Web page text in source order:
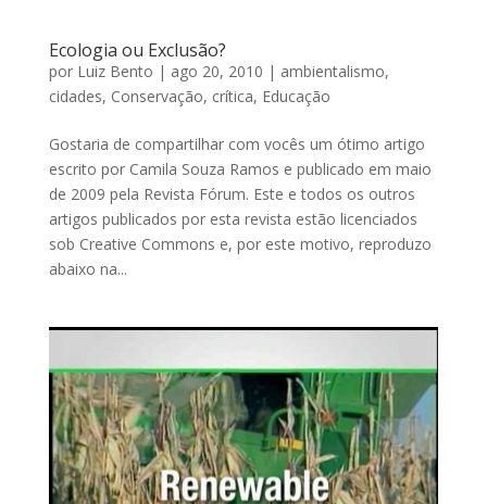
Ecologia ou Exclusão?
por Luiz Bento | ago 20, 2010 | ambientalismo,
cidades, Conservação, crítica, Educação
Gostaria de compartilhar com vocês um ótimo artigo
escrito por Camila Souza Ramos e publicado em maio
de 2009 pela Revista Fórum. Este e todos os outros
artigos publicados por esta revista estão licenciados
sob Creative Commons e, por este motivo, reproduzo
abaixo na...